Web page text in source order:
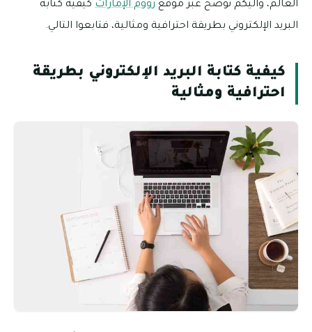
العالم، واليكم نوضح عبر موقع زووم الإمارات كيفية كتابة
البريد الإلكتروني بطريقة احترافية ومثالية، فتابعوا التالي.
كيفية كتابة البريد الإلكتروني بطريقة
احترافية ومثالية